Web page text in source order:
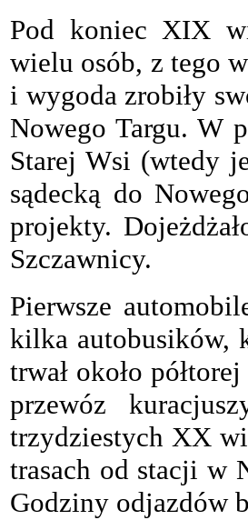
Pod koniec XIX
wielu osób, z tego
i wygoda zrobiły
Nowego Targu. W
Starej Wsi (wtedy
sądecką do
projekty.
Szczawnicy.
Pierwsze
kilka autobusików,
trwał około
przewóz
trzydziestych XX
trasach od stacji w
Godziny odjazdów